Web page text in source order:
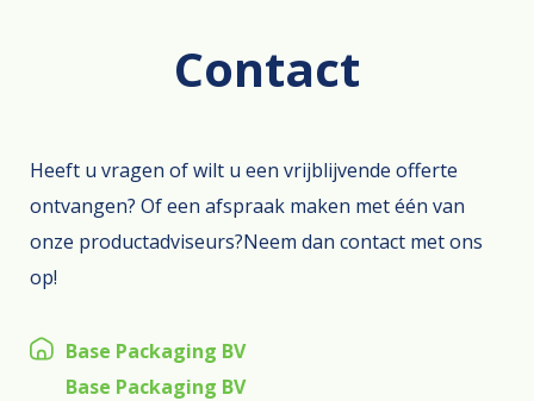
Contact
Heeft u vragen of wilt u een vrijblijvende offerte
ontvangen? Of een afspraak maken met één van
onze productadviseurs?Neem dan contact met ons
op!
Base Packaging BV
Base Packaging BV